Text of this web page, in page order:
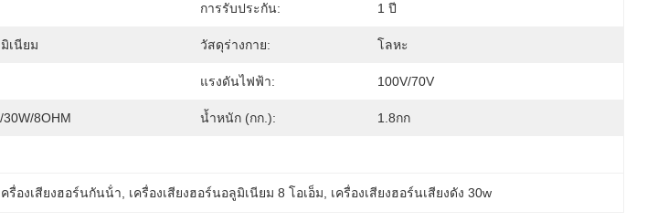
การรับประกัน: 1 ปี
เนียม วัสดุร่างกาย: โลหะ
แรงดันไฟฟ้า: 100V/70V
8OHM น้ำหนัก (กก.): 1.8กก
ครื่องเสียงฮอร์นกันน้ํา เครื่องเสียงฮอร์นอลูมิเนียม 8 โอเอ็ม เครื่องเสียงฮอร์นเสียงดัง 30w